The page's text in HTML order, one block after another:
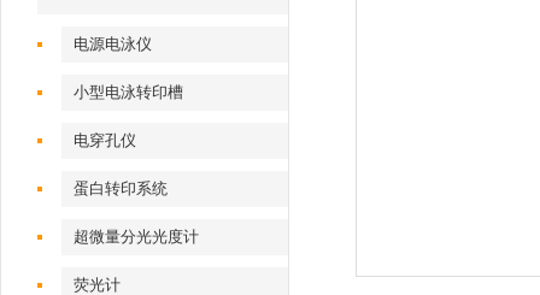
电源电泳仪
小型电泳转印槽
电穿孔仪
蛋白转印系统
超微量分光光度计
荧光计